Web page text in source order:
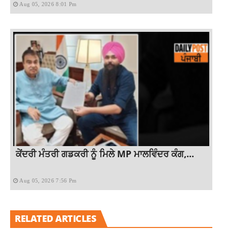
Aug 05, 2026 8:01 Pm
ਕੇਂਦਰੀ ਮੰਤਰੀ ਗਡਕਰੀ ਨੂੰ ਮਿਲੇ MP ਮਾਲਵਿੰਦਰ ਕੰਗ,...
Aug 05, 2026 7:56 Pm
RELATED ARTICLES